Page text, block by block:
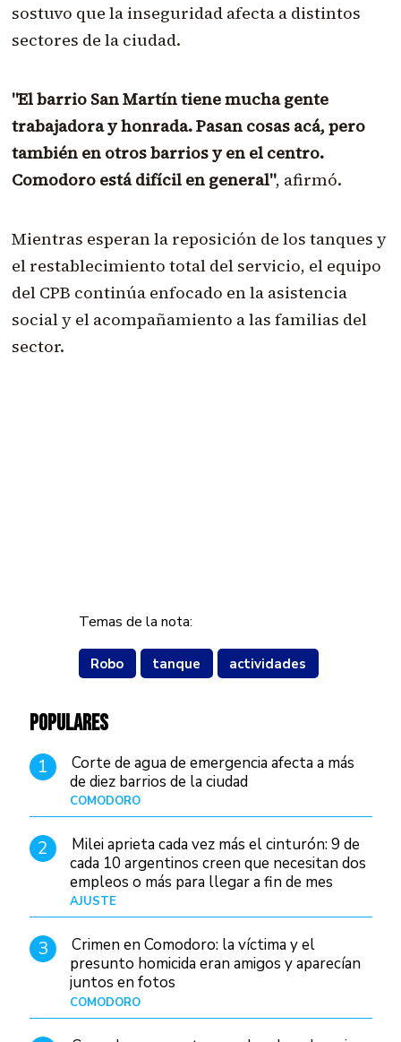
sostuvo que la inseguridad afecta a distintos
sectores de la ciudad.
"El barrio San Martín tiene mucha gente
trabajadora y honrada. Pasan cosas acá, pero
también en otros barrios y en el centro.
Comodoro está difícil en general", afirmó.
Mientras esperan la reposición de los tanques y
el restablecimiento total del servicio, el equipo
del CPB continúa enfocado en la asistencia
social y el acompañamiento a las familias del
sector.
Temas de la nota:
Robo tanque actividades
POPULARES
1
Corte de agua de emergencia afecta a más
de diez barrios de la ciudad
COMODORO
2
Milei aprieta cada vez más el cinturón: 9 de
cada 10 argentinos creen que necesitan dos
empleos o más para llegar a fin de mes
AJUSTE
3
Crimen en Comodoro: la víctima y el
presunto homicida eran amigos y aparecían
juntos en fotos
COMODORO